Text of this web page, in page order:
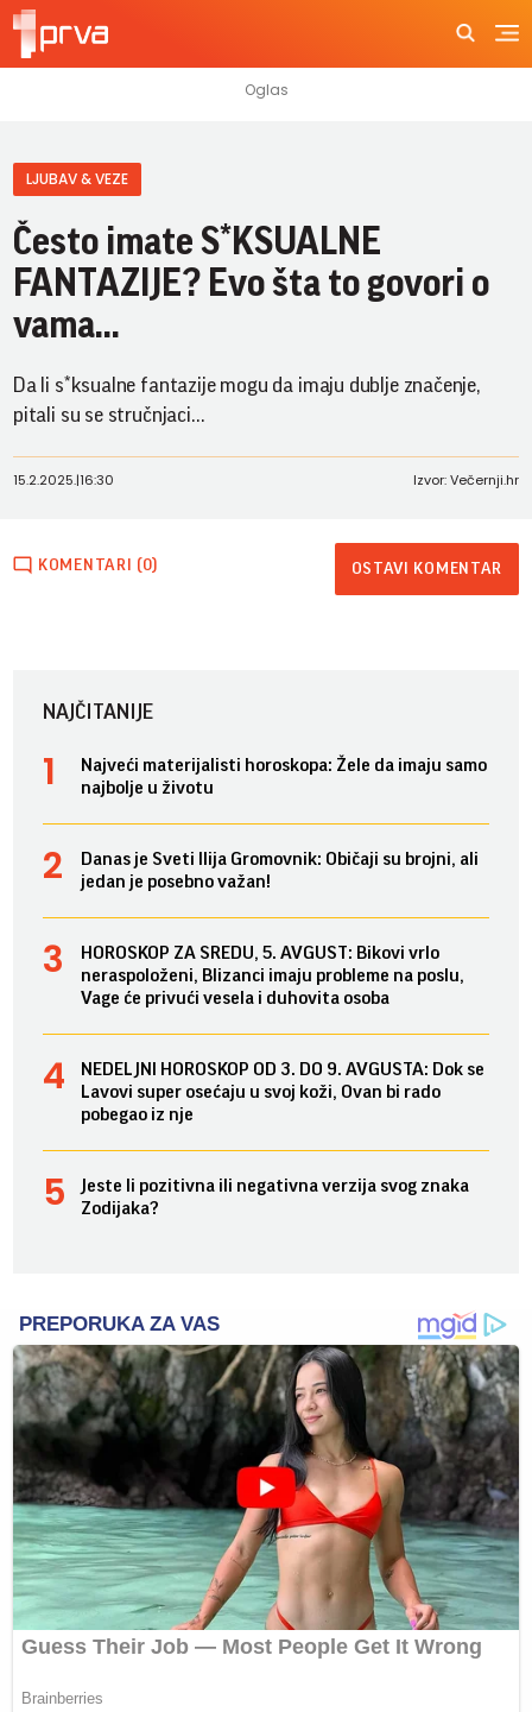
LJUBAV & VEZE
Često imate S*KSUALNE
FANTAZIJE? Evo šta to govori o
vama...
Da li s*ksualne fantazije mogu da imaju dublje značenje,
pitali su se stručnjaci...
15.2.2025.|16:30 Izvor: Večernji.hr
KOMENTARI (0) OSTAVI KOMENTAR
NAJČITANIJE
Najveći materijalisti horoskopa: Žele da imaju samo
najbolje u životu
Danas je Sveti Ilija Gromovnik: Običaji su brojni, ali
jedan je posebno važan!
HOROSKOP ZA SREDU, 5. AVGUST: Bikovi vrlo
neraspoloženi, Blizanci imaju probleme na poslu,
Vage će privući vesela i duhovita osoba
NEDELJNI HOROSKOP OD 3. DO 9. AVGUSTA: Dok se
Lavovi super osećaju u svoj koži, Ovan bi rado
pobegao iz nje
Jeste li pozitivna ili negativna verzija svog znaka
Zodijaka?